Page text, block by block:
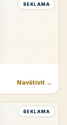
REKLAMA
Navštívit →
REKLAMA